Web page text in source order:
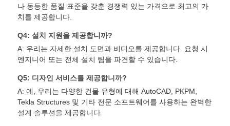
나 동등한 품질 표준을 갖춘 경쟁력 있는 가격으로 최고의 가
치를 제공합니다.
Q4: 설치 지원을 제공합니까?
A: 우리는 자세한 설치 도면과 비디오를 제공합니다. 요청 시
엔지니어 또는 전체 설치 팀을 파견할 수 있습니다.
Q5: 디자인 서비스를 제공합니까?
A: 예, 우리는 다양한 건물 유형에 대해 AutoCAD, PKPM,
Tekla Structures 및 기타 전문 소프트웨어를 사용하는 완벽한
설계 솔루션을 제공합니다.